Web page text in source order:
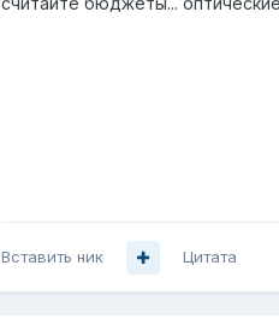
Вставить ник Цитата